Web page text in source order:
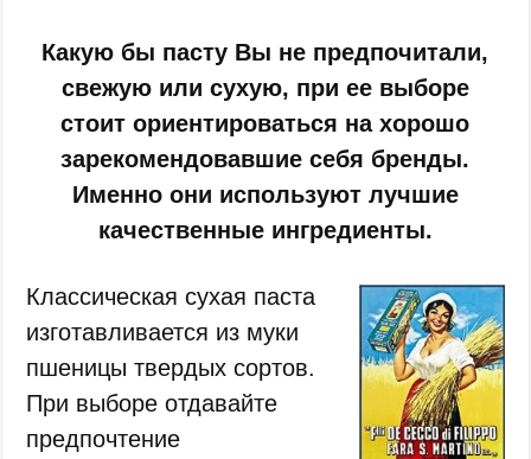
Какую бы пасту Вы не предпочитали,
свежую или сухую, при ее выборе
стоит ориентироваться на хорошо
зарекомендовавшие себя бренды.
Именно они используют лучшие
качественные ингредиенты.
Классическая сухая паста
изготавливается из муки
пшеницы твердых сортов.
При выборе отдавайте
предпочтение